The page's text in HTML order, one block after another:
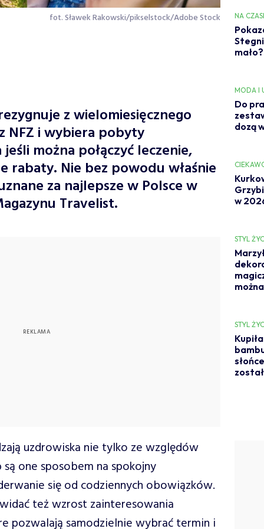
fot. Sławek Rakowski/pikselstock/Adobe Stock
z wielomiesięcznego
NFZ i wybiera pobyty
można połączyć leczenie,
rabaty. Nie bez powodu właśnie
za najlepsze w Polsce w
Travelist.
uzdrowiska nie tylko ze względów
one sposobem na spokojny
się od codziennych obowiązków.
też wzrost zainteresowania
pozwalają samodzielnie wybrać termin i
NA
MODA I
Do
dozą
w
STYL
STYL